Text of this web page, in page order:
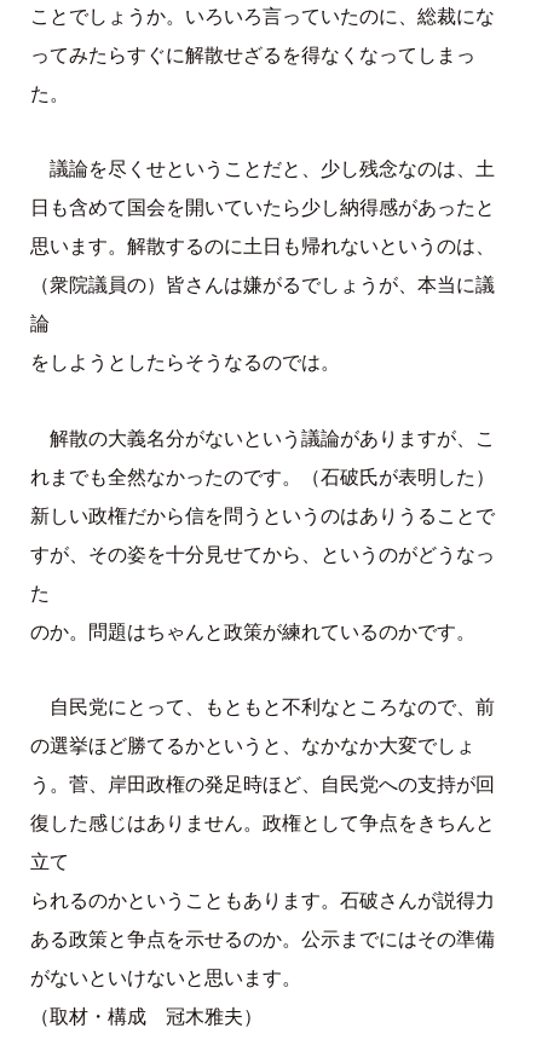
ことでしょうか。いろいろ言っていたのに、総裁にな
ってみたらすぐに解散せざるを得なくなってしまっ
た。
議論を尽くせということだと、少し残念なのは、土
日も含めて国会を開いていたら少し納得感があったと
思います。解散するのに土日も帰れないというのは、
（衆院議員の）皆さんは嫌がるでしょうが、本当に議
論
をしようとしたらそうなるのでは。
解散の大義名分がないという議論がありますが、こ
れまでも全然なかったのです。（石破氏が表明した）
新しい政権だから信を問うというのはありうることで
すが、その姿を十分見せてから、というのがどうなっ
た
のか。問題はちゃんと政策が練れているのかです。
自民党にとって、もともと不利なところなので、前
の選挙ほど勝てるかというと、なかなか大変でしょ
う。菅、岸田政権の発足時ほど、自民党への支持が回
復した感じはありません。政権として争点をきちんと
立て
られるのかということもあります。石破さんが説得力
ある政策と争点を示せるのか。公示までにはその準備
がないといけないと思います。
（取材・構成 冠木雅夫）